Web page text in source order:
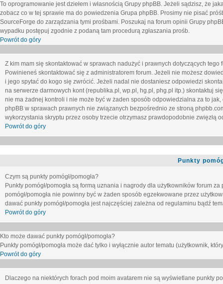
To oprogramowanie jest dziełem i własnością Grupy phpBB. Jeżeli sądzisz, że
zobacz co w tej sprawie ma do powiedzenia Grupa phpBB. Prosimy nie pisać
SourceForge do zarządzania tymi prośbami. Poszukaj na forum opinii Grupy
wypadku postępuj zgodnie z podaną tam procedurą zgłaszania prośb.
Powrót do góry
Z kim mam się skontaktować w sprawach nadużyć i prawnych dotyczących tego
Powinieneś skontaktować się z administratorem forum. Jeżeli nie możesz
i jego spytać do kogo się zwrócić. Jeżeli nadal nie dostaniesz odpowiedzi
na serwerze darmowych kont (republika.pl, wp.pl, hg.pl, phg.pl itp.) skontaktuj
nie ma żadnej kontroli i nie może być w żaden sposób odpowiedzialna za to
phpBB w sprawach prawnych nie związanych bezpośrednio ze stroną
wykorzystania skryptu przez osoby trzecie otrzymasz prawdopodobnie zwięzłą
Powrót do góry
Punkty
Czym są punkty pomógł/pomogła?
Punkty pomógł/pomogła są formą uznania i nagrody dla użytkowników forum
pomógł/pomogła nie powinny być w żaden sposób egzekwowane przez
dawać punkty pomógł/pomogła jest najczęściej zależna od regulaminu bądź
Powrót do góry
Kto może dawać punkty pomógł/pomogła?
Punkty pomógł/pomogła może dać tylko i wyłącznie autor tematu (użytkownik,
Powrót do góry
Dlaczego na niektórych forach pod moim avatarem nie są wyświetlane punkty